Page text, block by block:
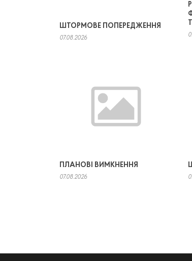
ШТОРМОВЕ ПОПЕРЕДЖЕННЯ
07.08.2026
ПЛАНОВІ ВИМКНЕННЯ
07.08.2026